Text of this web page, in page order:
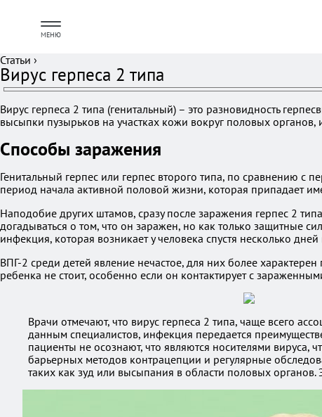
МЕНЮ
Статьи ›
Вирус герпеса 2 типа
Вирус герпеса 2 типа (генитальный) – это разновидность
высыпки пузырьков на участках кожи вокруг половых органов,
Способы заражения
Генитальный герпес или герпес второго типа, по сравнению
период начала активной половой жизни, которая припадает
Наподобие других штамов, сразу после заражения герпес 2
догадываться о том, что он заражен, но как только защитные
инфекция, которая возникает у человека спустя несколько
ВПГ-2 среди детей явление нечастое, для них более
ребенка не стоит, особенно если он контактирует с
Врачи отмечают, что вирус герпеса 2 типа, чаще всего
данным специалистов, инфекция передается
пациенты не осознают, что являются носителями вируса,
барьерных методов контрацепции и регулярные
таких как зуд или высыпания в области половых